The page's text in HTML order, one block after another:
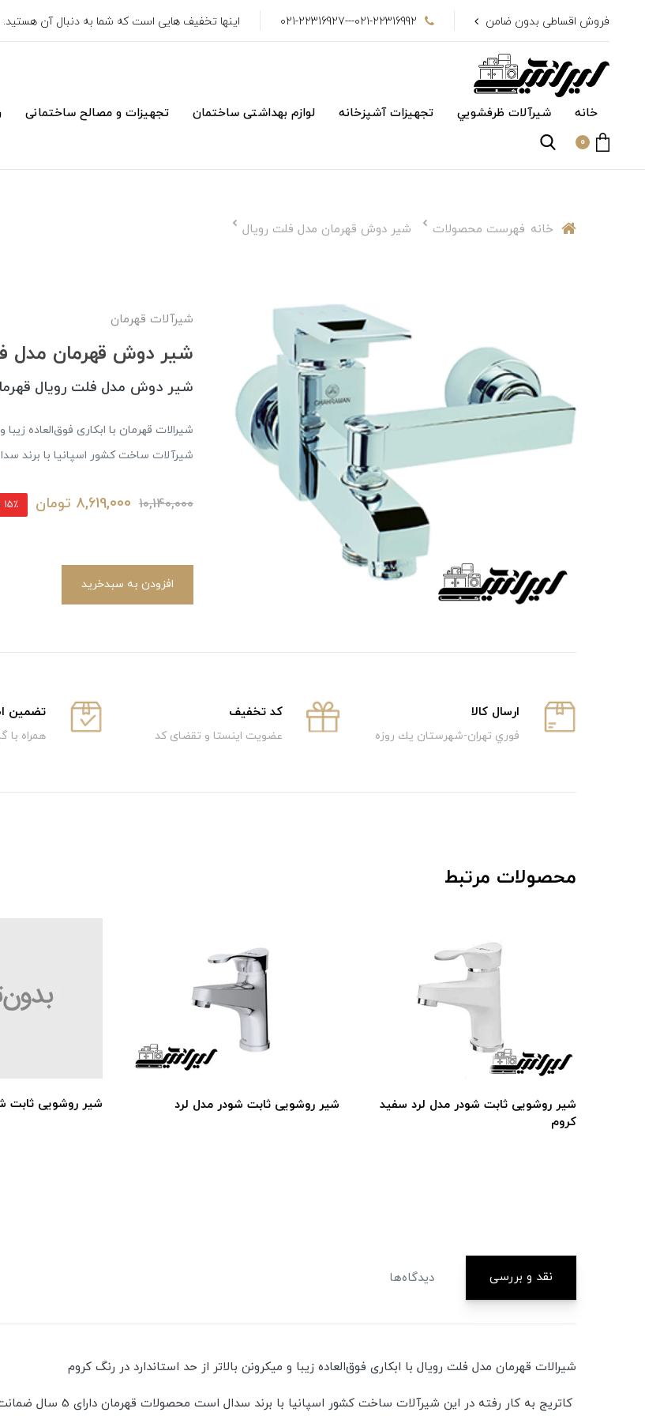
فروش اقساطی بدون ضامن 021-22316992---021-22316927 اینها تخفیف هایی است که شما به دنبال آن هستید.
خانه شیرآلات ظرفشويي تجهیزات آشپزخانه لوازم بهداشتی ساختمان تجهیزات و مصالح ساختمانی
0
خانه فهرست محصولات شیر دوش قهرمان مدل فلت رویال
شيرآلات قهرمان
شیر دوش قهرمان مدل
شیر دوش مدل فلت رویال
شیرالات قهرمان با ابکاری فوق‌العاده
شیرآلات ساخت کشور اسپانیا با برند سدال است محصولات
10,140,000
8,619,000 تومان 15٪ تخفیف
افزودن به سبدخرید
ارسال كالا
فوري تهران-شهرستان يك روزه
كد تخفيف
عضویت اینستا و تقضای کد
تضمین
همراه با
محصولات مرتبط
شیر روشویی ثابت شودر مدل لرد سفید
کروم
شیر روشویی ثابت شودر مدل لرد شیر روشویی ثابت
نقد و بررسی دیدگاه‌ها
شیرالات قهرمان مدل فلت رویال با ابکاری فوق‌العاده زیبا و میکرونن بالاتر از حد استاندارد در رنگ کروم
کاتریج به کار رفته در